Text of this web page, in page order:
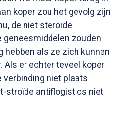
koper zou het gevolg zijn
de niet steroïde
zouden
hebben als ze zich kunnen
Als er echter teveel koper
verbinding niet plaats
stroïde antiflogistics niet